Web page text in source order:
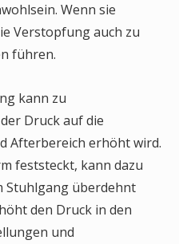
Wenn sie
Verstopfung auch zu
führen.
kann zu
Druck auf die
Afterbereich erhöht wird.
feststeckt, kann dazu
Stuhlgang überdehnt
den Druck in den
und